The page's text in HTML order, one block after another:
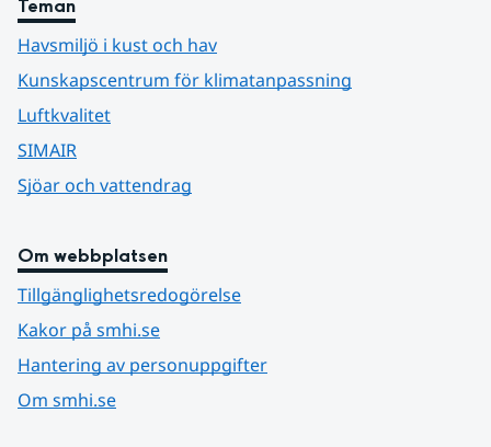
Teman
Havsmiljö i kust och hav
Kunskapscentrum för klimatanpassning
Luftkvalitet
SIMAIR
Sjöar och vattendrag
Om webbplatsen
Tillgänglighetsredogörelse
Kakor på smhi.se
Hantering av personuppgifter
Om smhi.se